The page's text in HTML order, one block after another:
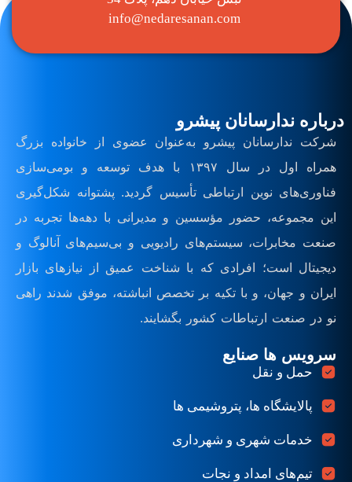
info@nedaresanan.com
درباره ندارسانان پیشرو
شرکت ندارسانان پیشرو به‌عنوان عضوی از خانواده بزرگ
همراه اول در سال ۱۳۹۷ با هدف توسعه و بومی‌سازی
فناوری‌های نوین ارتباطی تأسیس گردید. پشتوانه شکل‌گیری
این مجموعه، حضور مؤسسین و مدیرانی با دهه‌ها تجربه در
صنعت مخابرات، سیستم‌های رادیویی و بی‌سیم‌های آنالوگ و
دیجیتال است؛ افرادی که با شناخت عمیق از نیازهای بازار
ایران و جهان، و با تکیه بر تخصص انباشته، موفق شدند راهی
نو در صنعت ارتباطات کشور بگشایند.
سرویس ها صنایع
حمل و نقل
پالایشگاه ها، پتروشیمی ها
خدمات شهری و شهرداری
تیم‌های امداد و نجات